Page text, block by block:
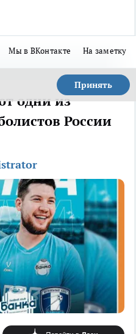
Мы в ВКонтакте На заметку
Принять
одни из
России